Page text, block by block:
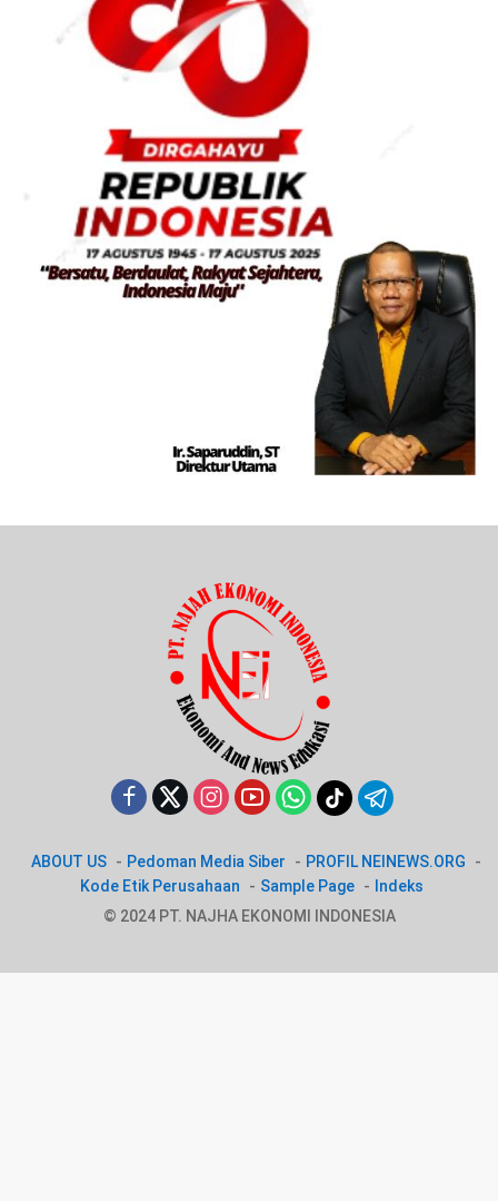
ABOUT US Pedoman Media Siber
PROFIL NEINEWS.ORG
Kode Etik Perusahaan
Sample Page
Indeks
© 2024 PT. NAJHA EKONOMI INDONESIA